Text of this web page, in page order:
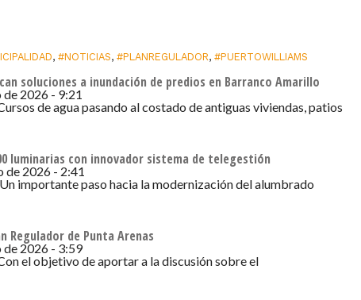
,#NOTICIAS,#PLANREGULADOR,#PUERTOWILLIAMS
soluciones a inundación de predios en Barranco Amarillo
de 2026 - 9:21
de agua pasando al costado de antiguas viviendas, patios
luminarias con innovador sistema de telegestión
de 2026 - 2:41
importante paso hacia la modernización del alumbrado
Regulador de Punta Arenas
de 2026 - 3:59
el objetivo de aportar a la discusión sobre el